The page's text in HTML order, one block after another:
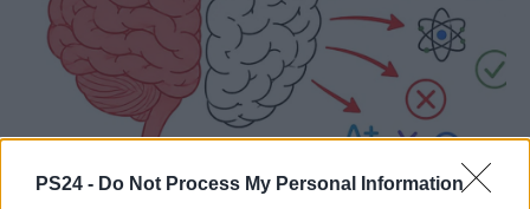
PS24 - Do Not Process My Personal Information